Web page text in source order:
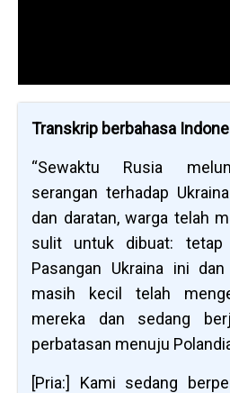
Transkrip berbahasa
“Sewaktu Rusia
serangan terhadap
dan daratan, warga telah
sulit untuk dibuat: tetap
Pasangan Ukraina ini
masih kecil telah
mereka dan sedang
perbatasan menuju
[Pria:] Kami sedang